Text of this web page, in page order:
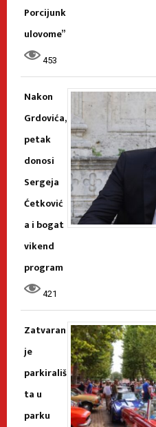
Porcijunk
ulovome”
453
Nakon
Grdovića,
petak
donosi
Sergeja
Ćetković
a i bogat
vikend
program
421
Zatvaran
je
parkirališ
ta u
parku